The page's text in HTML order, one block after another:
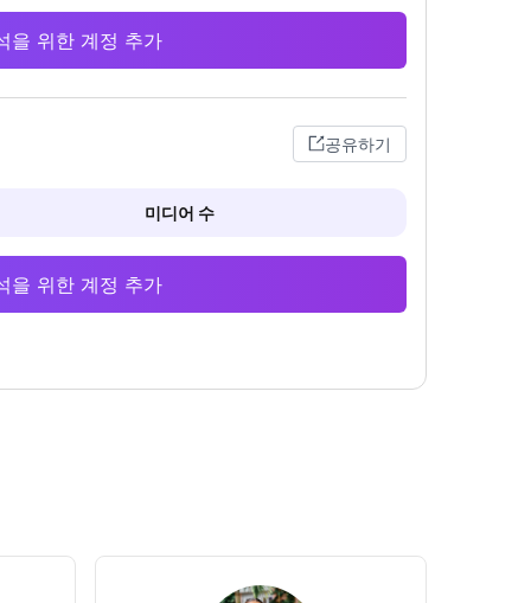
을 위한 계정 추가
공유하기
미디어 수
을 위한 계정 추가